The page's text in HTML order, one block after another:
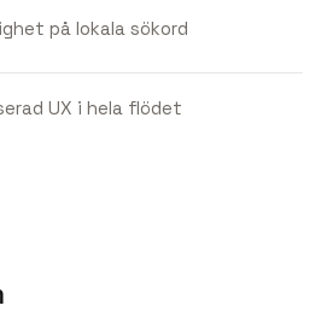
på lokala sökord
UX i hela flödet